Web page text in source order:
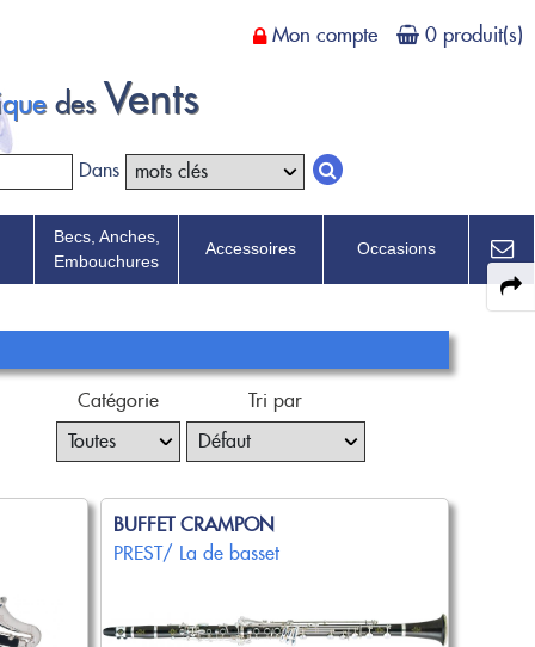
Mon compte 0 produit(s)
desVents
Dans
Becs, Anches,
Embouchures
Accessoires Occasions
Catégorie Tri par
BUFFET CRAMPON
PREST/ La de basset